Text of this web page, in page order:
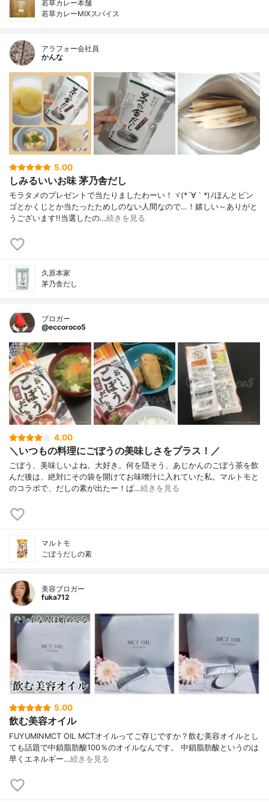
若草カレー本舗
若草カレーMIXスパイス
アラフォー会社員
かんな
5.00
しみるいいお味 茅乃舎だし
モラタメのプレゼントで当たりましたわーい！ヾ(*´∀｀*)ﾉほんとビン
ゴとかくじとか当たったためしのない人間なので…！嬉しい～ありがと
うございます!!当選したの…続きを見る
久原本家
茅乃舎だし
ブロガー
@eccoroco5
4.00
＼いつもの料理にごぼうの美味しさをプラス！／
ごぼう、美味しいよね。大好き。何を隠そう、あじかんのごぼう茶を飲
んだ後は、絶対にその袋を開けてお味噌汁に入れていた私。マルトモと
のコラボで、だしの素が出たー！ば…続きを見る
マルトモ
ごぼうだしの素
美容ブロガー
fuka712
5.00
飲む美容オイル
FUYUMINMCT OIL MCTオイルってご存じですか？飲む美容オイルとし
ても話題で中鎖脂肪酸100％のオイルなんです。 中鎖脂肪酸というのは
早くエネルギー…続きを見る